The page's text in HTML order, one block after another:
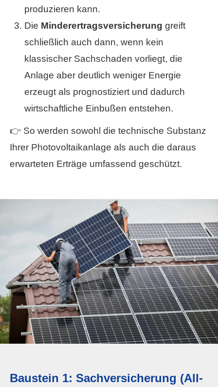
produzieren kann.
Die Minderertragsversicherung greift
schließlich auch dann, wenn kein
klassischer Sachschaden vorliegt, die
Anlage aber deutlich weniger Energie
erzeugt als prognostiziert und dadurch
wirtschaftliche Einbußen entstehen.
👉 So werden sowohl die technische Substanz
Ihrer Photovoltaikanlage als auch die daraus
erwarteten Erträge umfassend geschützt.
Baustein 1: Sachversicherung (All-